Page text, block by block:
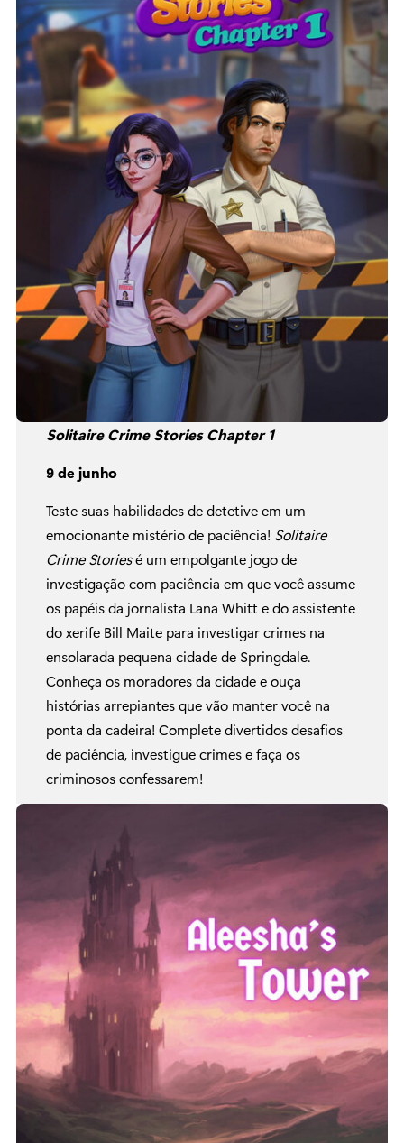
Solitaire Crime Stories Chapter 1
9 de junho
Teste suas habilidades de detetive em um
emocionante mistério de paciência! Solitaire
Crime Storiesé um empolgante jogo de
investigação com paciência em que você assume
os papéis da jornalista Lana Whitt e do assistente
do xerife Bill Maite para investigar crimes na
ensolarada pequena cidade de Springdale.
Conheça os moradores da cidade e ouça
histórias arrepiantes que vão manter você na
ponta da cadeira! Complete divertidos desafios
de paciência, investigue crimes e faça os
criminosos confessarem!